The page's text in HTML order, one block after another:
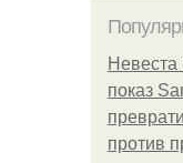
Невеста
показ
против